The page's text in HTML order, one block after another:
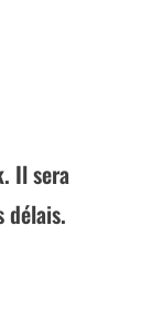
Il sera
délais.